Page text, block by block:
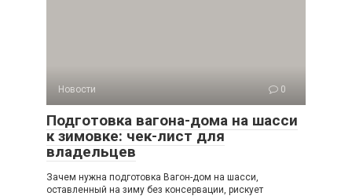
Новости 0
Подготовка вагона-дома на шасси
к зимовке: чек-лист для
владельцев
Зачем нужна подготовка Вагон-дом на шасси,
оставленный на зиму без консервации, рискует